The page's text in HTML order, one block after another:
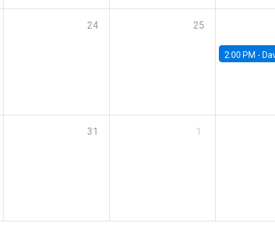
24 25
2:00 PM -
31 1